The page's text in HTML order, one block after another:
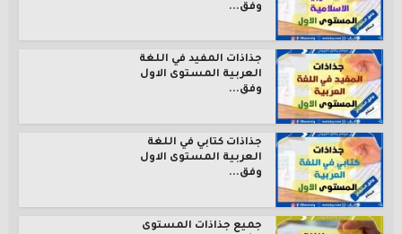
وفق...
جذاذات المفيد في اللغة
العربية المستوى الاول
وفق...
جذاذات كتابي في اللغة
العربية المستوى الاول
وفق...
جميع جذاذات المستوى